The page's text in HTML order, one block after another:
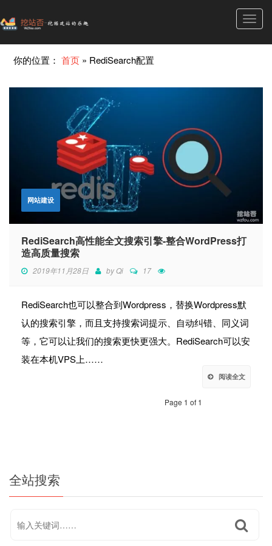
你的位置：首页 » RediSearch配置
网站建设
RediSearch高性能全文搜索引擎-整合WordPress打
造高质量搜索
2019年11月28日 byQi 17
RediSearch也可以整合到Wordpress，替换Wordpress默
认的搜索引擎，而且支持搜索词提示、自动纠错、同义词
等，它可以让我们的搜索更快更强大。RediSearch可以安
装在本机VPS上……
阅读全文
Page 1 of 1
全站搜索